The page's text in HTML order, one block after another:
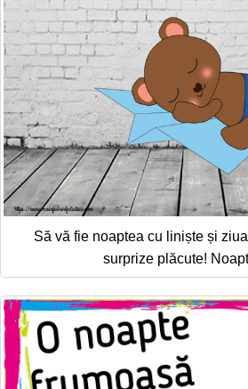
Să vă fie noaptea cu liniște și
surprize plăcute!